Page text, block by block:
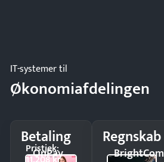
IT-systemer til
Økonomiafdelingen
Betaling
OnPay
Pristjek: Regnskab
BrightCom